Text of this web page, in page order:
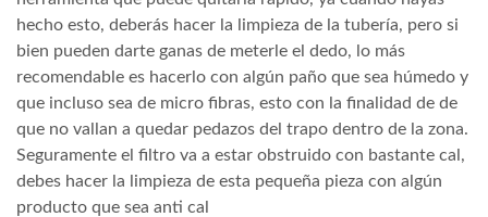
hecho esto, deberás hacer la limpieza de la tubería, pero si
bien pueden darte ganas de meterle el dedo, lo más
recomendable es hacerlo con algún paño que sea húmedo y
que incluso sea de micro fibras, esto con la finalidad de de
que no vallan a quedar pedazos del trapo dentro de la zona.
Seguramente el filtro va a estar obstruido con bastante cal,
debes hacer la limpieza de esta pequeña pieza con algún
producto que sea anti cal